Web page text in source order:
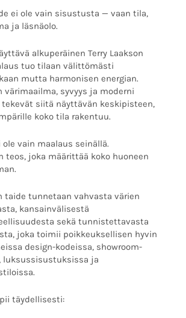
ei ole vain sisustusta — vaan tila,
ja läsnäolo.
alkuperäinen Terry Laakson
tuo tilaan välittömästi
mutta harmonisen energian.
värimaailma, syvyys ja moderni
siitä näyttävän keskipisteen,
koko tila rakentuu.
ole vain maalaus seinällä.
teos, joka määrittää koko huoneen
taide tunnetaan vahvasta värien
kansainvälisestä
sekä tunnistettavasta
joka toimii poikkeuksellisen hyvin
design-kodeissa, showroom-
luksussisustuksissa ja
täydellisesti: